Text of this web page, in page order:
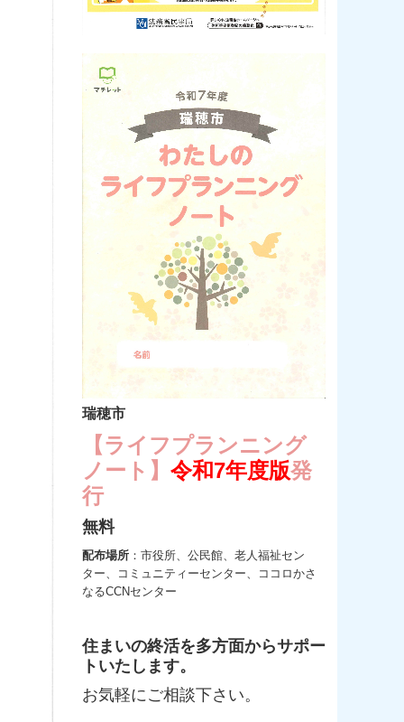
瑞穂市
【ライフプランニング
ノート】 令和7年度版発
行
無料
配布場所 ：市役所、公民館、老人福祉セン
ター、コミュニティーセンター、ココロかさ
なるCCNセンター
住まいの終活を多方面からサポー
トいたします。
お気軽にご相談下さい。